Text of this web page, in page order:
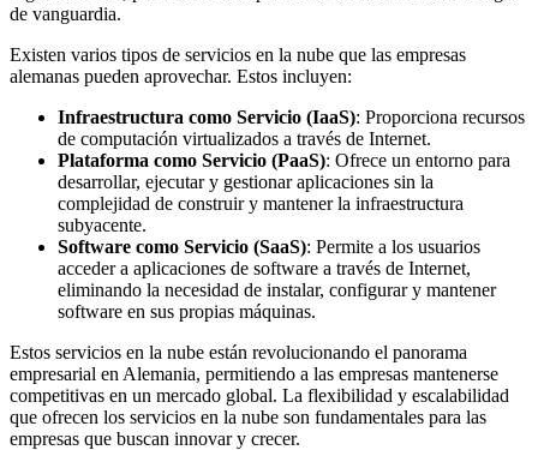
de vanguardia.
Existen varios tipos de servicios en la nube que las empresas
alemanas pueden aprovechar. Estos incluyen:
Infraestructura como Servicio (IaaS): Proporciona recursos
de computación virtualizados a través de Internet.
Plataforma como Servicio (PaaS): Ofrece un entorno para
desarrollar, ejecutar y gestionar aplicaciones sin la
complejidad de construir y mantener la infraestructura
subyacente.
Software como Servicio (SaaS): Permite a los usuarios
acceder a aplicaciones de software a través de Internet,
eliminando la necesidad de instalar, configurar y mantener
software en sus propias máquinas.
Estos servicios en la nube están revolucionando el panorama
empresarial en Alemania, permitiendo a las empresas mantenerse
competitivas en un mercado global. La flexibilidad y escalabilidad
que ofrecen los servicios en la nube son fundamentales para las
empresas que buscan innovar y crecer.